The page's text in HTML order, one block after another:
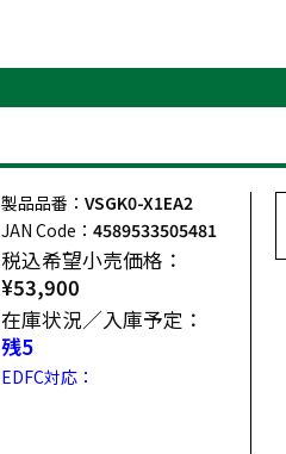
製品品番： VSGK0-X1EA2
JAN Code： 4589533505481
税込希望小売価格：
¥53,900
在庫状況／入庫予定：
残5
EDFC対応：